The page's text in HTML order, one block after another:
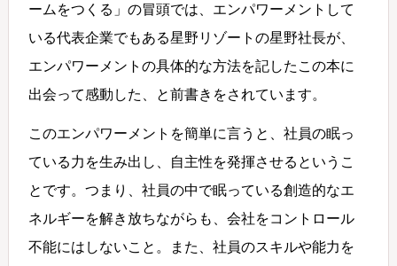
ームをつくる」の冒頭では、エンパワーメントして
いる代表企業でもある星野リゾートの星野社長が、
エンパワーメントの具体的な方法を記したこの本に
出会って感動した、と前書きをされています。
このエンパワーメントを簡単に言うと、社員の眠っ
ている力を生み出し、自主性を発揮させるというこ
とです。つまり、社員の中で眠っている創造的なエ
ネルギーを解き放ちながらも、会社をコントロール
不能にはしないこと。また、社員のスキルや能力を